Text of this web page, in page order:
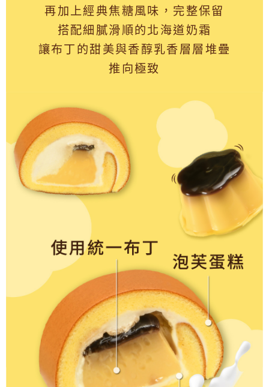
再加上經典焦糖風味，完整保留
搭配細膩滑順的北海道奶霜
讓布丁的甜美與香醇乳香層層堆疊
推向極致